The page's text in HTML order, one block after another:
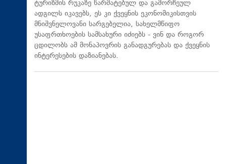
ტურიზმის რუკაზე წარმატებულ და გამორჩეულ
ადგილს იკავებს, ეს კი ქვეყნის ეკონომიკისთვის
მნიშვნელოვანი სარგებელია, სახელმწიფო
უსაფრთხოების სამსახური იძიებს - ვინ და როგორ
ცდილობს ამ მონაპოვრის განადგურებას და ქვეყნის
ინტერესების დაზიანებას.